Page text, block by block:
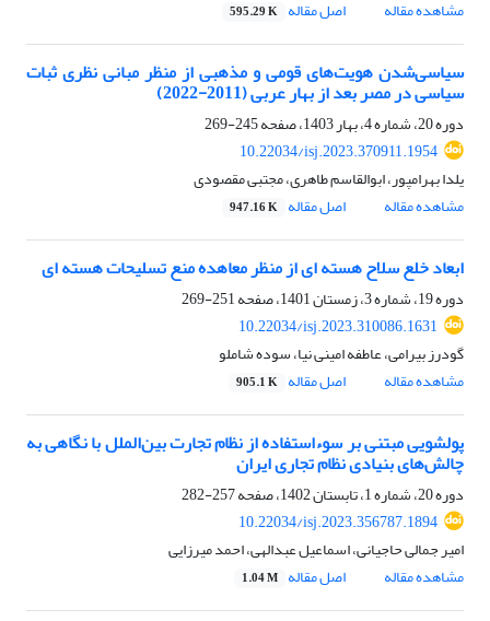
مشاهده مقاله اصل مقاله 595.29 K
سیاسی‌شدن هویت‌های قومی و مذهبی از منظر مبانی نظری ثبات
سیاسی در مصر بعد از بهار عربی (2011-2022)
دوره 20، شماره 4، بهار 1403، صفحه
245-269
10.22034/isj.2023.370911.1954
یلدا بهرامپور، ابوالقاسم طاهری، مجتبی مقصودی
مشاهده مقاله
اصل مقاله 947.16 K
ابعاد خلع سلاح هسته ای از منظر معاهده منع تسلیحات هسته ای
دوره 19، شماره 3، زمستان 1401، صفحه
251-269
10.22034/isj.2023.310086.1631
گودرز بیرامی، عاطفه امینی نیا، سوده شاملو
مشاهده مقاله
اصل مقاله 905.1 K
پولشویی مبتنی بر سوء‌استفاده از نظام تجارت بین‌الملل با نگاهی به
چالش‌های بنیادی نظام تجاری ایران
دوره 20، شماره 1، تابستان 1402، صفحه
257-282
10.22034/isj.2023.356787.1894
امیر جمالی حاجیانی، اسماعیل عبدالهی، احمد میرزایی
مشاهده مقاله
اصل مقاله 1.04 M